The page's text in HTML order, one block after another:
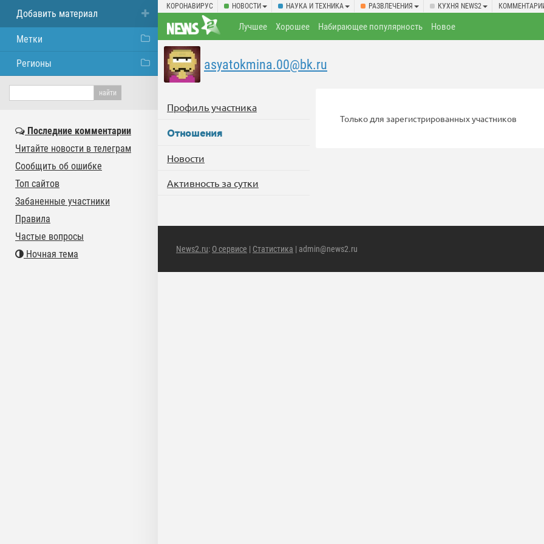
КОРОНАВИРУС НОВОСТИ НАУКА И ТЕХНИКА РАЗВЛЕЧЕНИЯ КУХНЯ NEWS2
Лучшее Хорошее Набирающее популярность Новое
asyatokmina.00@bk.ru
Профиль участника
Отношения
Новости
Активность за сутки
Только для зарегистрированных участников
News2.ru: О сервисе | Статистика | admin@news2.ru
Добавить материал
Метки
Регионы
Последние комментарии
Читайте новости в телеграм
Сообщить об ошибке
Топ сайтов
Забаненные участники
Правила
Частые вопросы
Ночная тема